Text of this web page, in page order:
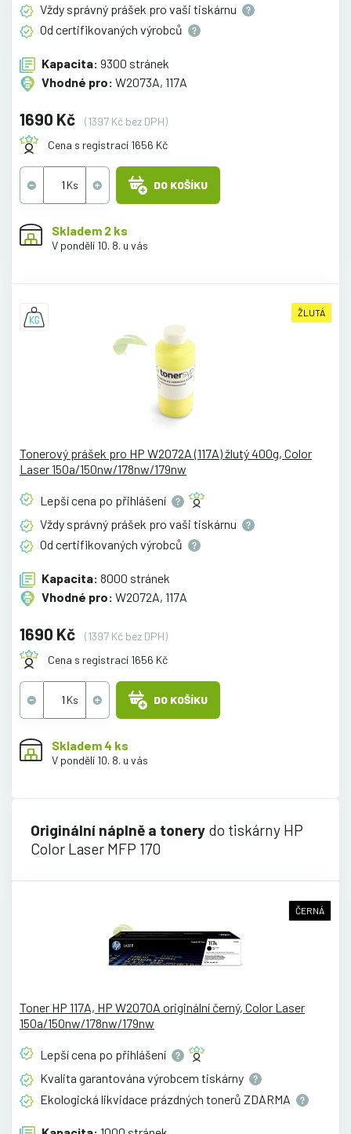
Vždy správný prášek pro vaši tiskárnu
Od certifikovaných výrobců
Kapacita: 9300 stránek
Vhodné pro: W2073A, 117A
1690 Kč
(1397 Kč bez DPH)
Cena s registrací 1656 Kč
DO KOŠÍKU
Skladem 2 ks
V pondělí 10. 8. u vás
ŽLUTÁ
Tonerový prášek pro HP W2072A (117A) žlutý 400g, Color
Laser 150a/150nw/178nw/179nw
Lepší cena po přihlášení
Vždy správný prášek pro vaši tiskárnu
Od certifikovaných výrobců
Kapacita: 8000 stránek
Vhodné pro: W2072A, 117A
1690 Kč
(1397 Kč bez DPH)
Cena s registrací 1656 Kč
DO KOŠÍKU
Skladem 4 ks
V pondělí 10. 8. u vás
Originální náplně a tonery do tiskárny HP
Color Laser MFP 170
ČERNÁ
Toner HP 117A, HP W2070A originální černý, Color Laser
150a/150nw/178nw/179nw
Lepší cena po přihlášení
Kvalita garantována výrobcem tiskárny
Ekologická likvidace prázdných tonerů ZDARMA